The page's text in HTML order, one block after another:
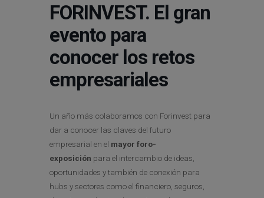
FORINVEST. El gran
evento para
conocer los retos
empresariales
Un año más colaboramos con Forinvest para
dar a conocer las claves del futuro
empresarial en el mayor foro-
exposición para el intercambio de ideas,
oportunidades y también de conexión para
hubs y sectores como el financiero, seguros,